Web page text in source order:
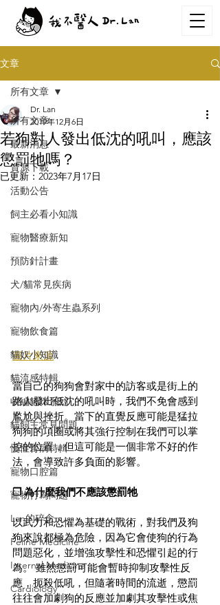
文章
所有文章
最新消息
資源下載
活動公告
飼主必看小知識
寵物醫療新知
預防針計畫
犬/貓常見疾病
寵物內/外寄生蟲系列
寵物飲食篇
貓奴小知識
貓流感特輯
收編貓咪系列
貓飼主常見問題
慢性腎病特輯
寵物口腔篇
寵物行為問題
Lan的碎念
Feline Medicine
Internal Medicine
Cardiology
所有文章
若狗對人發出低沈的吼叫，應該
懲罰牠嗎？
Dr. Lan
2019年12月6日
已更新： 2023年7月17日
圖片來源
當自己的狗狗會對家中的訪客或是街上的
路人發出低沈的吼叫時，我們不免會感到
尷尬與挫折。當下的直覺反應可能是猛拉
狗狗的項圈或將其強行控制在我們可以掌
控的位置，但這可能是一個非常不好的作
法，會導致許多負面的影響。
❐ 為什麼我們不應該懲罰牠
以武力和恐懼為基礎的戰術，對我們及狗
狗來說都極為危險，因為它會使狗的行為
問題惡化，並增強攻擊性和恐懼引起的行
為。 雖然懲罰可能會暫時抑制攻擊性反
應，扼殺低吼，但隨著時間的流逝，懲罰
往往會加劇狗的反應並加劇其攻擊性或焦